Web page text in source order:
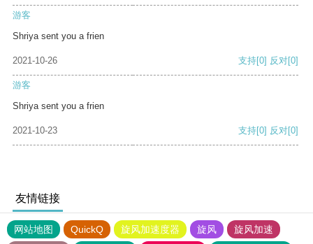
游客
Shriya sent you a frien
2021-10-26 支持[0] 反对[0]
游客
Shriya sent you a frien
2021-10-23 支持[0] 反对[0]
友情链接
网站地图 QuickQ 旋风加速度器 旋风
旋风加速